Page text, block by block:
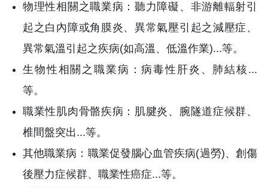
物理性相關之職業病：聽力障礙、非游離輻射引
起之白內障或角膜炎、異常氣壓引起之減壓症、
異常氣溫引起之疾病(如高溫、低溫作業)...等。
生物性相關之職業病：病毒性肝炎、肺結核...
等。
職業性肌肉骨骼疾病：肌腱炎、腕隧道症候群、
椎間盤突出...等。
其他職業病：職業促發腦心血管疾病(過勞)、創傷
後壓力症候群、職業性癌症...等。